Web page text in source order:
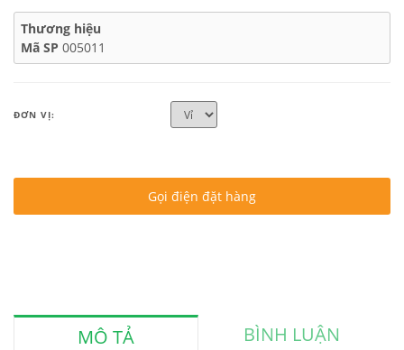
Thương hiệu
Mã SP 005011
ĐƠN VỊ:
Gọi điện đặt hàng
MÔ TẢ BÌNH LUẬN